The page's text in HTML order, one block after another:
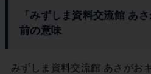
「みずしま資料交流館 あ
前の意味
みずしま資料交流館 あさがお